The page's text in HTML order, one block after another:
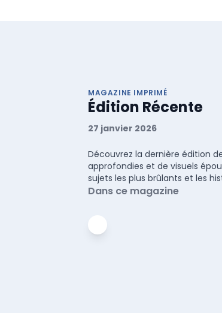
MAGAZINE IMPRIMÉ
Édition Récente
27 janvier 2026
Découvrez la dernière édition
approfondies et de visuels
sujets les plus brûlants et les
Dans ce magazine